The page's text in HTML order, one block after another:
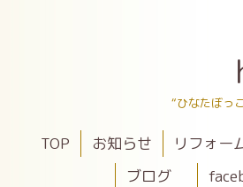
“ひなたぼっ
TOP お知らせ
リフォー
ブログ